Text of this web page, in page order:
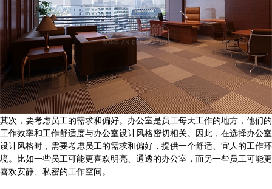
其次，要考虑员工的需求和偏好。办公室是员工每天工作的地方，他们的
工作效率和工作舒适度与办公室设计风格密切相关。因此，在选择办公室
设计风格时，需要考虑员工的需求和偏好，提供一个舒适、宜人的工作环
境。比如一些员工可能更喜欢明亮、通透的办公室，而另一些员工可能更
喜欢安静、私密的工作空间。